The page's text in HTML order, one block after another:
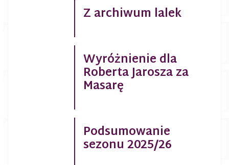
Z archiwum lalek
Wyróżnienie dla
Roberta Jarosza za
Masarę
Podsumowanie
sezonu 2025/26